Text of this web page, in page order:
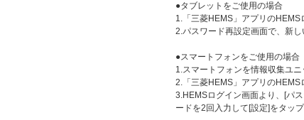
●タブレットをご使用の場合
1.「三菱HEMS」アプリのHEMS
2.パスワード再設定画面で、新
●スマートフォンをご使用の場合
1.スマートフォンを情報収集ユニ
2.「三菱HEMS」アプリのHEMS
3.HEMSログイン画面より、[パ
ードを2回入力して[設定]をタップ